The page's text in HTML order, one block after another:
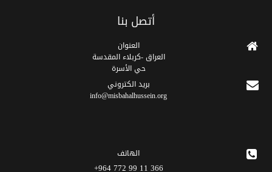
أتصل بنا
العنوان
العراق -كربلاء المقدسة
حي الأسرة
برید الکتروني
info@misbahalhussein.org
الهاتف
366 11 99 772 964+